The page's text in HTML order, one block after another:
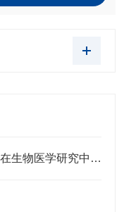
揭示生命消长之秘：细胞凋亡检测在生物医学研究中的应用